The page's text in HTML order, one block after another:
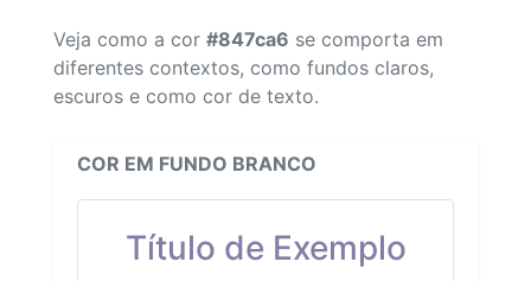
Veja como a cor #847ca6 se comporta em
diferentes contextos, como fundos claros,
escuros e como cor de texto.
COR EM FUNDO BRANCO
Título de Exemplo